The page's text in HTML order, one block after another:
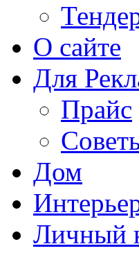
О сайте
Для
Прайс
Дом
Личный